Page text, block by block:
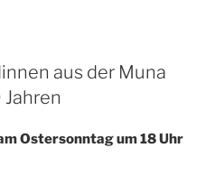
aus der Muna
Ostersonntag um 18 Uhr